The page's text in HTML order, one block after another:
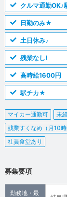
クルマ通勤OK♪
日勤のみ★
土日休み♪
残業なし!
高時給1600円
駅チカ★
マイカー通勤可 未
残業すくなめ（月10時
社員食堂あり
募集要項
勤務地・最